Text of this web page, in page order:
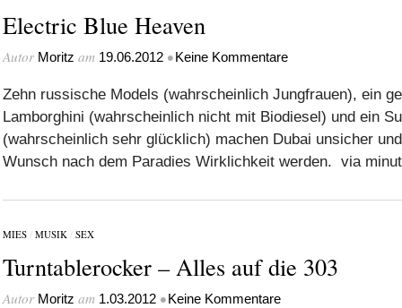
Electric Blue Heaven
Autor Moritz am 19.06.2012 •Keine Kommentare
Zehn russische Models (wahrscheinlich Jungfrauen), ein
Lamborghini (wahrscheinlich nicht mit Biodiesel) und ein
(wahrscheinlich sehr glücklich) machen Dubai unsicher
Wunsch nach dem Paradies Wirklichkeit werden. via
MIES/ MUSIK/ SEX
Turntablerocker – Alles auf die 303
Autor Moritz am 1.03.2012 •Keine Kommentare